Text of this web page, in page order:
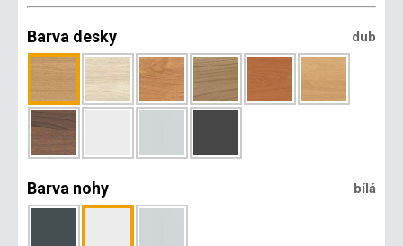
Barva desky dub
Barva nohy bílá